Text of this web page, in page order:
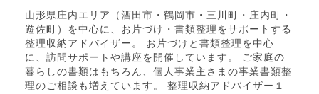
山形県庄内エリア（酒田市・鶴岡市・三川町・庄内町・
遊佐町）を中心に、お片づけ・書類整理をサポートする
整理収納アドバイザー。 お片づけと書類整理を中心
に、訪問サポートや講座を開催しています。 ご家庭の
暮らしの書類はもちろん、個人事業主さまの事業書類整
理のご相談も増えています。 整理収納アドバイザー１